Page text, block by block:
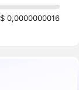
$ 0,0000000016